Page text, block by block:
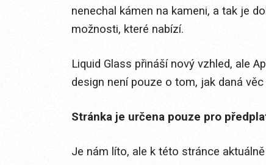
nenechal kámen na kameni, a tak je
možnosti, které nabízí.
Liquid Glass přináší nový vzhled, ale
design není pouze o tom, jak daná
Stránka je určena pouze pro
Je nám líto, ale k této stránce